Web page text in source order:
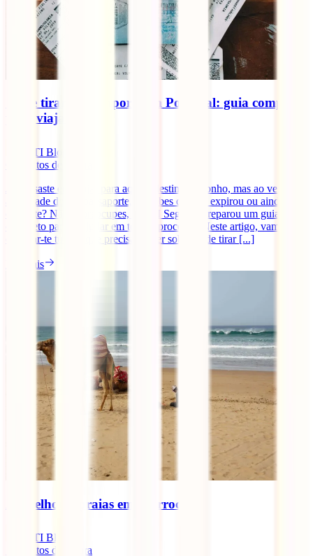
Onde tirar o passaporte em Portugal: guia completo
para viajantes
IATI Blog
minutos de leitura
Já pensaste em viajar para aquele destino de sonho, mas ao verificar
a validade do teu passaporte, percebes que ele expirou ou ainda nem
o fizeste? Não te preocupes, a IATI Seguros preparou um guia
completo para te ajudar em todo o processo. Neste artigo, vamos
explicar-te tudo o que precisas saber sobre onde tirar [...]
Ler mais
As melhores praias em Marrocos
IATI Blog
minutos de leitura